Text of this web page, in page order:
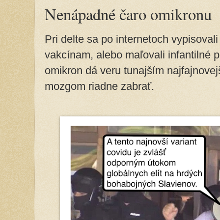
Nenápadné čaro omikronu
Pri delte sa po internetoch
vakcínam, alebo maľovali infantilné
omikron dá veru tunajším
mozgom riadne zabrať.